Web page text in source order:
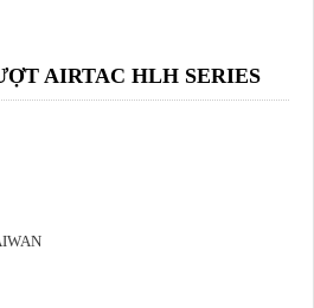
AIRTAC HLH SERIES